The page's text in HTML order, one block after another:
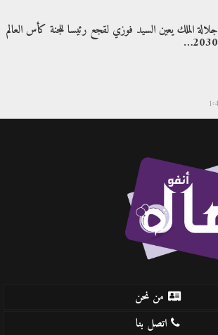
جلالة الملك يعين السيد فوزي لقجع رئيسا للجنة كأس العالم
2030…
من نحن
اتصل بنا